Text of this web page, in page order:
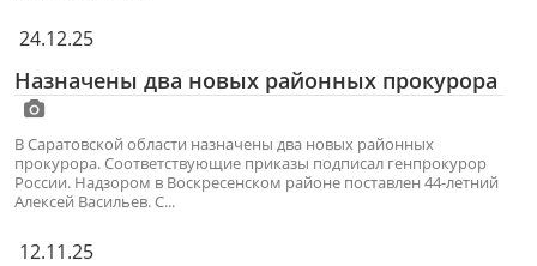
24.12.25
Назначены два новых районных прокурора
В Саратовской области назначены два новых районных
прокурора. Соответствующие приказы подписал генпрокурор
России. Надзором в Воскресенском районе поставлен 44-летний
Алексей Васильев. С...
12.11.25